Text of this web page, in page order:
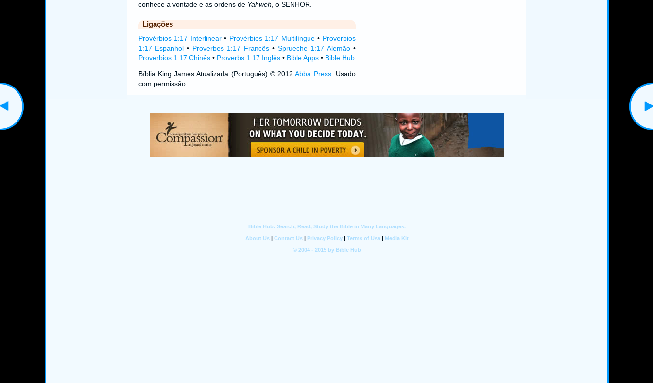
conhece a vontade e as ordens de Yahweh , o SENHOR.
Ligações
Provérbios 1:17 Interlinear• Provérbios 1:17 Multilíngue• Proverbios
1:17 Espanhol• Proverbes 1:17 Francês• Sprueche 1:17 Alemão•
Provérbios 1:17 Chinês• Proverbs 1:17 Inglês• Bible Apps• Bible Hub
Bíblia King James Atualizada (Português) © 2012Abba Press. Usado
com permissão.